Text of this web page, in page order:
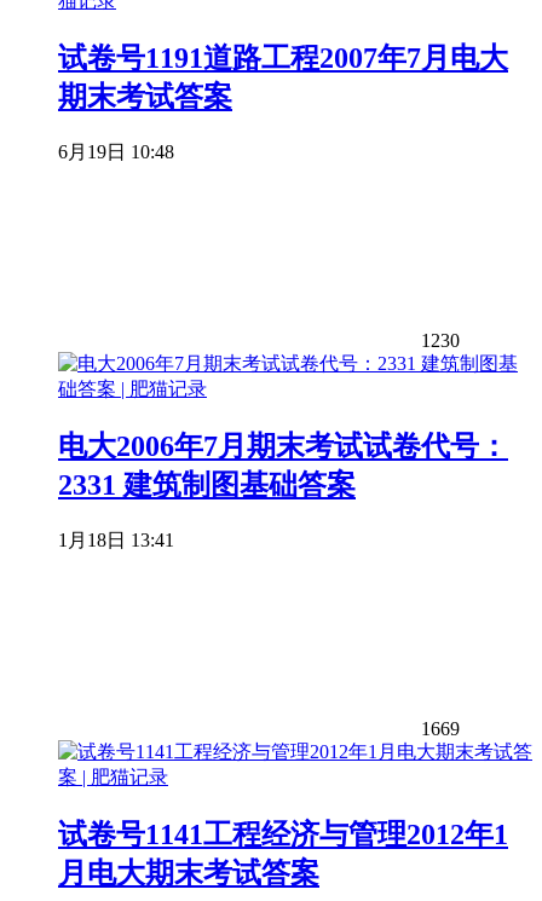
试卷号1191道路工程2007年7月电大
期末考试答案
6月19日 10:48
1230
电大2006年7月期末考试试卷代号：
2331 建筑制图基础答案
1月18日 13:41
1669
试卷号1141工程经济与管理2012年1
月电大期末考试答案